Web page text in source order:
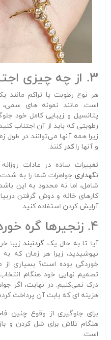
3. از چه چیزی اجتناب کنیم؟ رطوبت!
هر نوع رطوبت یا تراکم مانند
است. مانند نمونه های
پتانسیل و زیبایی کامل خود
رطوبتی که باید از آن اجتناب
زیرا همه آنها می‌توانند در طول
و آنها راکدر کنند.
تغییرات ساده در عادات
نگهداری جواهرات شما را به شدت
شامل، اما نه محدود به این
کارهای خانه و دوش گرفتن
آرایش کردن استفاده کنید.
4. زنجیرها گره خورده‌اند؟ پودر بچه!
آیا تا به حال یک گردنبندزیبا
نپوشیدید، زیرا هر زمان که
خوردگی بوده است؟ بسیاری از
تصمیم نهایی خود هنگام
درک نمی‌کنیم. در نهایت، اگر
هزینه ای که بابت آن پرداخت
برای جلوگیری از وقوع چنین
هنگام تلاش برای شل کردن و
است.